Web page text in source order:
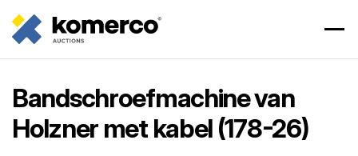
Bandschroefmachine van
Holzner met kabel (178-26)